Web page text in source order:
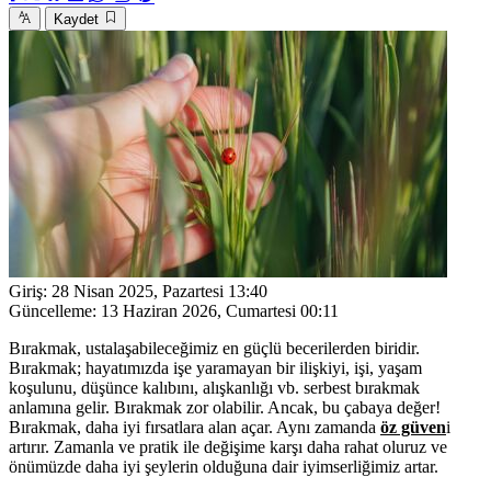
Kaydet
Giriş: 28 Nisan 2025, Pazartesi 13:40
Güncelleme: 13 Haziran 2026, Cumartesi 00:11
Bırakmak, ustalaşabileceğimiz en güçlü becerilerden biridir.
Bırakmak; hayatımızda işe yaramayan bir ilişkiyi, işi, yaşam
koşulunu, düşünce kalıbını, alışkanlığı vb. serbest bırakmak
anlamına gelir. Bırakmak zor olabilir. Ancak, bu çabaya değer!
Bırakmak, daha iyi fırsatlara alan açar. Aynı zamanda öz güveni
artırır. Zamanla ve pratik ile değişime karşı daha rahat oluruz ve
önümüzde daha iyi şeylerin olduğuna dair iyimserliğimiz artar.